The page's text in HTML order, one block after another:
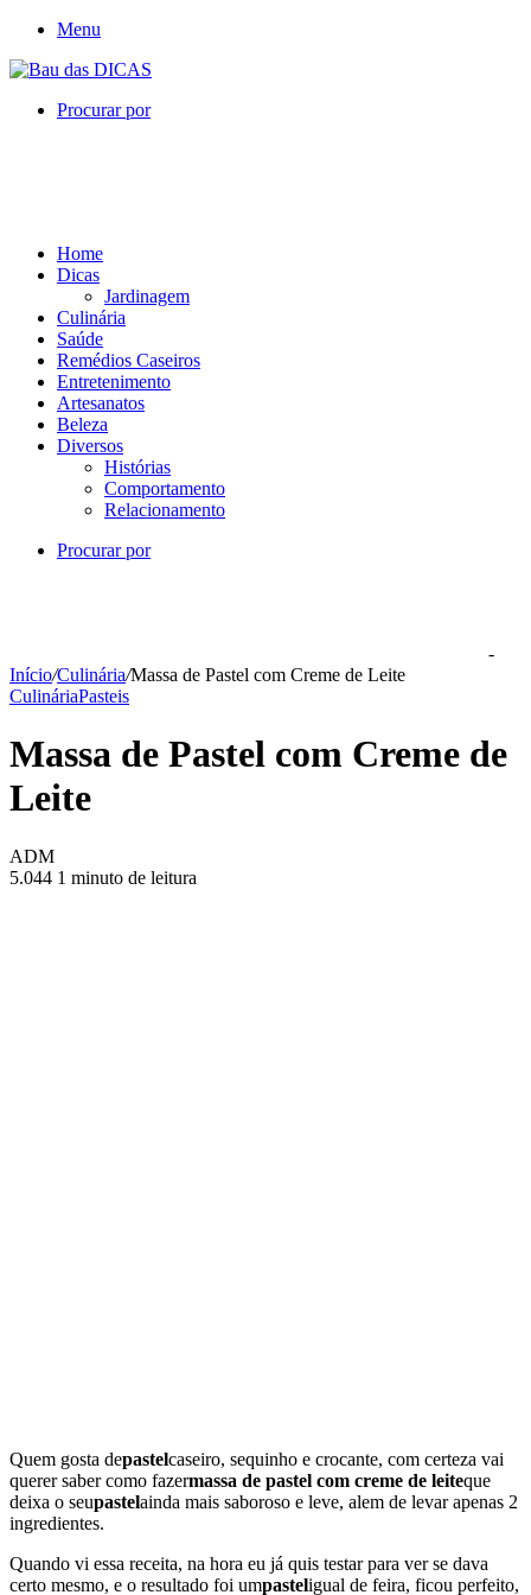
Menu
Procurar por
Home
Dicas
Jardinagem
Culinária
Saúde
Remédios Caseiros
Entretenimento
Artesanatos
Beleza
Diversos
Histórias
Comportamento
Relacionamento
Procurar por
-
Início/Culinária/Massa de Pastel com Creme de Leite
CulináriaPasteis
Massa de Pastel com Creme de
Leite
ADM
5.044 1 minuto de leitura
Quem gosta depastelcaseiro, sequinho e crocante, com certeza vai
querer saber como fazermassa de pastel com creme de leiteque
deixa o seupastelainda mais saboroso e leve, alem de levar apenas 2
ingredientes.
Quando vi essa receita, na hora eu já quis testar para ver se dava
certo mesmo, e o resultado foi umpasteligual de feira, ficou perfeito,